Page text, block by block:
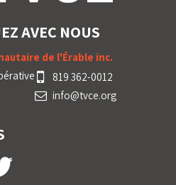
AVEC NOUS
de l'Érable inc.
819 362-0012
info@tvce.org